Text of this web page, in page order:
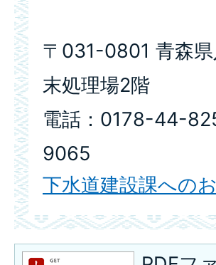
〒031-0801 青森
末処理場2階
電話：0178-44-
9065
下水道建設課への